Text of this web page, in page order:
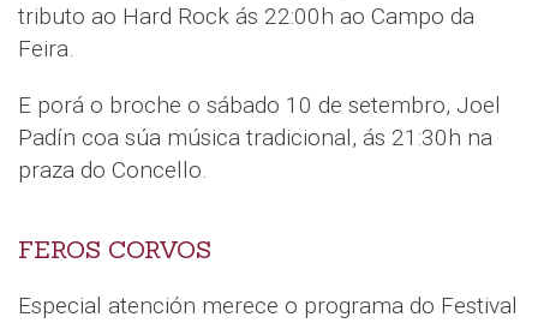
tributo ao Hard Rock ás 22:00h ao Campo da
Feira.
E porá o broche o sábado 10 de setembro, Joel
Padín coa súa música tradicional, ás 21:30h na
praza do Concello.
FEROS CORVOS
Especial atención merece o programa do Festival